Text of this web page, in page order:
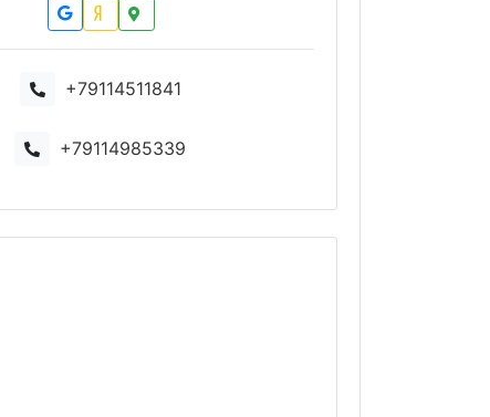
+79114511841
+79114985339